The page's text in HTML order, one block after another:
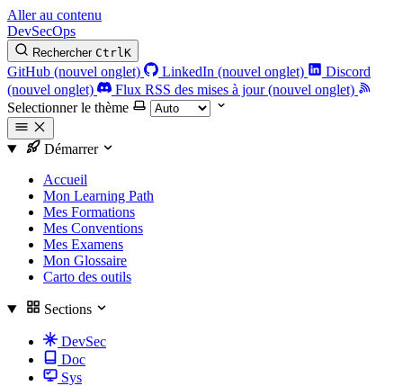
Aller au contenu
DevSecOps
Rechercher CtrlK
GitHub (nouvel onglet) LinkedIn (nouvel onglet)
Discord
(nouvel onglet)
Flux RSS des mises à jour (nouvel onglet)
Selectionner le thème
Démarrer
Accueil
Mon Learning Path
Mes Formations
Mes Conventions
Mes Examens
Mon Glossaire
Carto des outils
Sections
DevSec
Doc
Sys